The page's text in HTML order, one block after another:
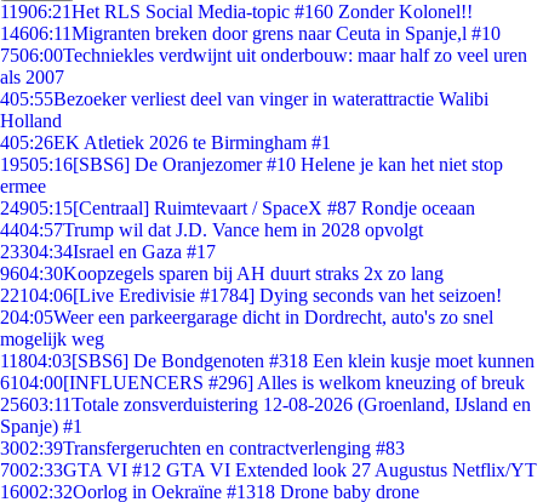
11906:21Het RLS Social Media-topic #160 Zonder Kolonel!!
14606:11Migranten breken door grens naar Ceuta in Spanje,l #10
7506:00Techniekles verdwijnt uit onderbouw: maar half zo veel uren
als 2007
405:55Bezoeker verliest deel van vinger in waterattractie Walibi
Holland
405:26EK Atletiek 2026 te Birmingham #1
19505:16[SBS6] De Oranjezomer #10 Helene je kan het niet stop
ermee
24905:15[Centraal] Ruimtevaart / SpaceX #87 Rondje oceaan
4404:57Trump wil dat J.D. Vance hem in 2028 opvolgt
23304:34Israel en Gaza #17
9604:30Koopzegels sparen bij AH duurt straks 2x zo lang
22104:06[Live Eredivisie #1784] Dying seconds van het seizoen!
204:05Weer een parkeergarage dicht in Dordrecht, auto's zo snel
mogelijk weg
11804:03[SBS6] De Bondgenoten #318 Een klein kusje moet kunnen
6104:00[INFLUENCERS #296] Alles is welkom kneuzing of breuk
25603:11Totale zonsverduistering 12-08-2026 (Groenland, IJsland en
Spanje) #1
3002:39Transfergeruchten en contractverlenging #83
7002:33GTA VI #12 GTA VI Extended look 27 Augustus Netflix/YT
16002:32Oorlog in Oekraïne #1318 Drone baby drone